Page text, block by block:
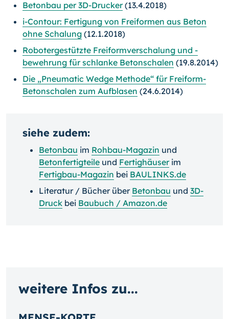
Betonbau per 3D-Drucker(13.4.2018)
i-Contour: Fertigung von Freiformen aus Beton
ohne Schalung (12.1.2018)
Robotergestützte Freiformverschalung und -
bewehrung für schlanke Betonschalen (19.8.2014)
Die „Pneumatic Wedge Methode“ für Freiform-
Betonschalen zum Aufblasen (24.6.2014)
siehe zudem:
Betonbau im Rohbau-Magazin und
Betonfertigteile und Fertighäuserim
Fertigbau-Magazin bei BAULINKS.de
Literatur / Bücher über Betonbau und 3D-
Druck bei Baubuch / Amazon.de
weitere Infos zu...